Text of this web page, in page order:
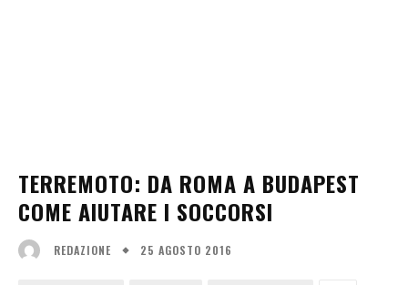
TERREMOTO: DA ROMA A BUDAPEST
COME AIUTARE I SOCCORSI
REDAZIONE 25 AGOSTO 2016